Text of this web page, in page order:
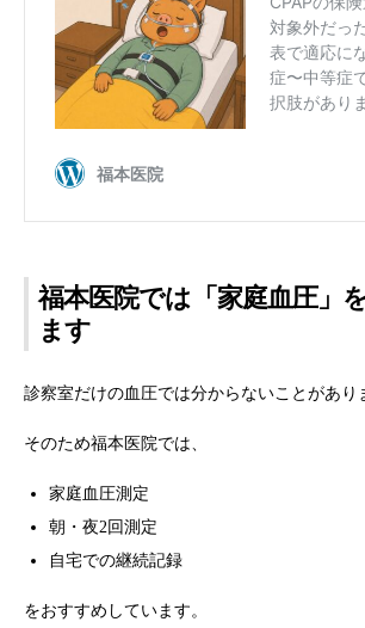
福本医院では「家庭血圧」
ます
診察室だけの血圧では分からないことがあり
そのため福本医院では、
家庭血圧測定
朝・夜2回測定
自宅での継続記録
をおすすめしています。